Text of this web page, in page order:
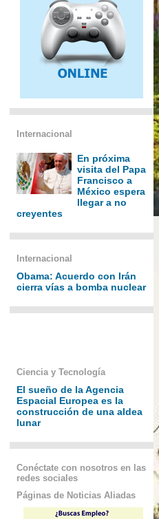
Internacional
En próxima
visita del Papa
Francisco a
México espera
llegar a no
creyentes
Internacional
Obama: Acuerdo con Irán
cierra vías a bomba nuclear
Ciencia y Tecnología
El sueño de la Agencia
Espacial Europea es la
construcción de una aldea
lunar
Conéctate con nosotros en las
redes sociales
Páginas de Noticias Aliadas